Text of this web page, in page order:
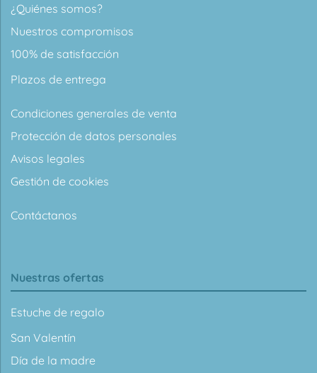
¿Quiénes somos?
Nuestros compromisos
100% de satisfacción
Plazos de entrega
Condiciones generales de venta
Protección de datos personales
Avisos legales
Gestión de cookies
Contáctanos
Nuestras ofertas
Estuche de regalo
San Valentín
Día de la madre